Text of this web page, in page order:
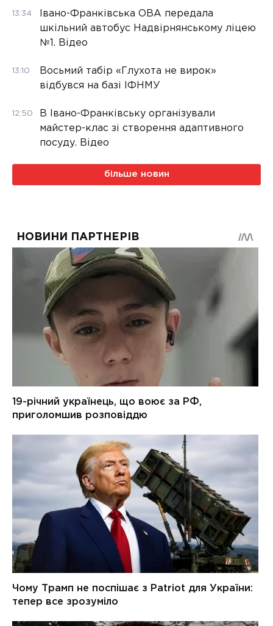
13:34
Івано-Франківська ОВА передала
шкільний автобус Надвірнянському ліцею
№1. Відео
13:10
Восьмий табір «Глухота не вирок»
відбувся на базі ІФНМУ
12:50
В Івано-Франківську організували
майстер-клас зі створення адаптивного
посуду. Відео
більше новин